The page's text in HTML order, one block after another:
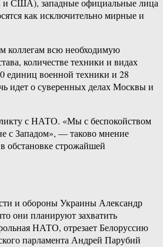
и США), западные официальные лица
как исключительно мирные и
коллегам всю необходимую
количестве техники и видах
единиц военной техники и 28
идет о суверенных делах Москвы и
с НАТО. «Мы с беспокойством
с Западом», — таково мнение
обстановке строжайшей
и обороны Украины Александр
они планируют захватить
НАТО, отрезает Белоруссию
парламента Андрей Парубий